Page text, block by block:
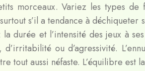
morceaux. Variez les types
s’il a tendance à
la durée et l’intensité des jeux à
ou d’agressivité.
tout aussi néfaste. L’équilibre est